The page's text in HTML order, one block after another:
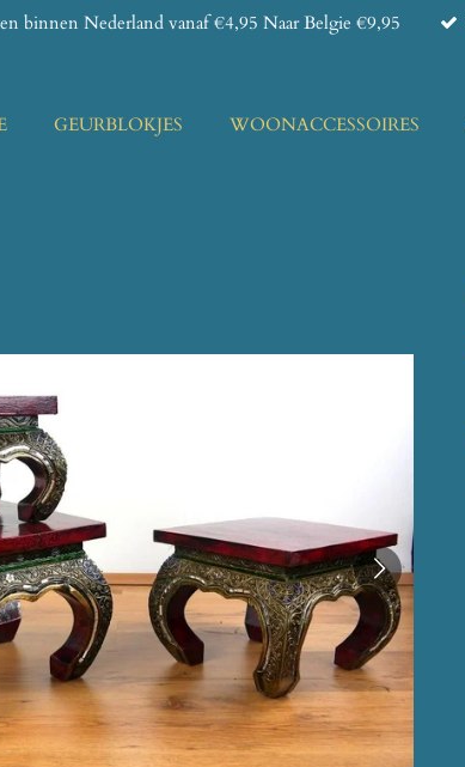
binnen Nederland vanaf €4,95 Naar Belgie €9,95
GEURBLOKJES WOONACCESSOIRES